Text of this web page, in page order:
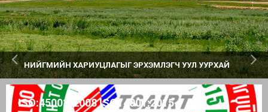
НИЙГМИЙН ХАРИУЦЛАГЫГ ЭРХЭМЛЭГЧ УУЛ УУРХАЙ
ISO:45001-2008 ISO14001:2015